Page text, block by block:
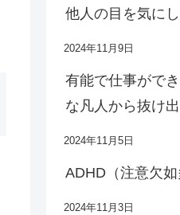
他人の目を気に
2024年11月9日
有能で仕事がで
な凡人から抜け
2024年11月5日
ADHD（注意欠
2024年11月3日